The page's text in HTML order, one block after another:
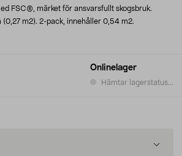
Onlinelager
Hämtar lagerstatus...
FSC®, märket för ansvarsfullt skogsbruk.
(0,27 m2). 2-pack, innehåller 0,54 m2.